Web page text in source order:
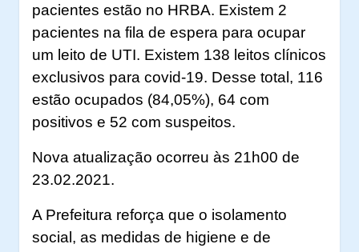
pacientes estão no HRBA. Existem 2
pacientes na fila de espera para ocupar
um leito de UTI. Existem 138 leitos clínicos
exclusivos para covid-19. Desse total, 116
estão ocupados (84,05%), 64 com
positivos e 52 com suspeitos.
Nova atualização ocorreu às 21h00 de
23.02.2021.
A Prefeitura reforça que o isolamento
social, as medidas de higiene e de